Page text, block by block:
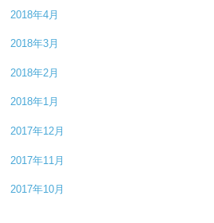
2018年4月
2018年3月
2018年2月
2018年1月
2017年12月
2017年11月
2017年10月